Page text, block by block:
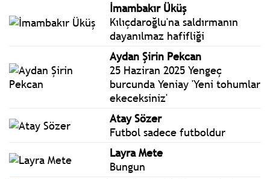
İmambakır Üküş
Kılıçdaroğlu'na saldırmanın
dayanılmaz hafifliği
Aydan Şirin Pekcan
25 Haziran 2025 Yengeç
burcunda Yeniay 'Yeni tohumlar
ekeceksiniz'
Atay Sözer
Futbol sadece futboldur
Layra Mete
Bungun